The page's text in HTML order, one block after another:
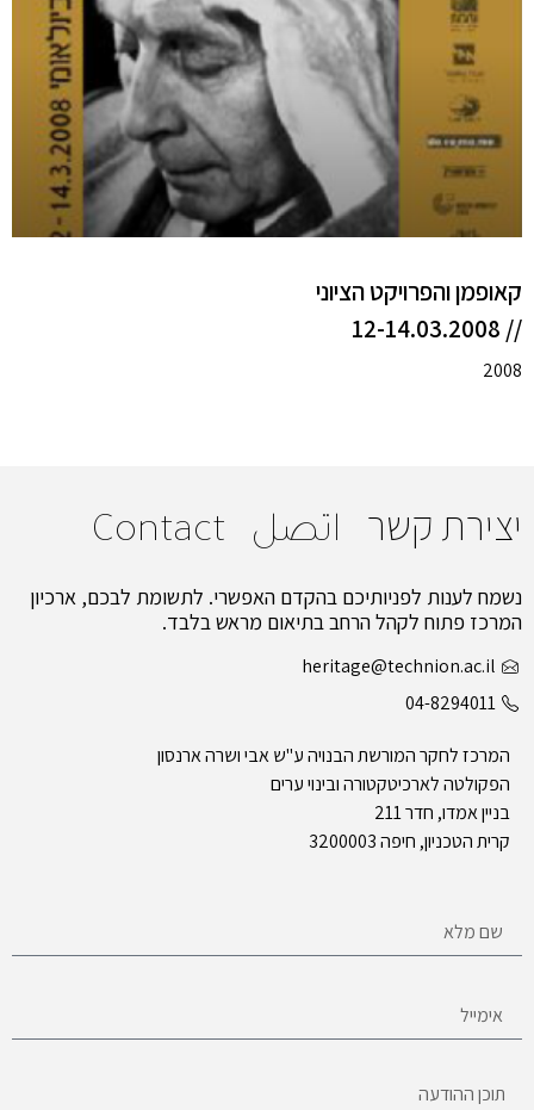
קאופמן והפרויקט הציוני
// 12-14.03.2008
2008
יצירת קשר اتصل Contact
נשמח לענות לפניותיכם בהקדם האפשרי. לתשומת לבכם, ארכיון
המרכז פתוח לקהל הרחב בתיאום מראש בלבד.
heritage@technion.ac.il
04-8294011
המרכז לחקר המורשת הבנויה ע"ש אבי ושרה ארנסון
הפקולטה לארכיטקטורה ובינוי ערים
בניין אמדו, חדר 211
קרית הטכניון, חיפה 3200003